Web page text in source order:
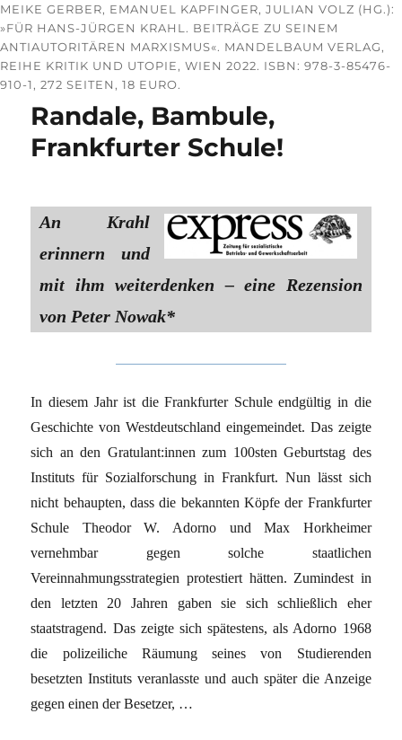
MEIKE GERBER, EMANUEL KAPFINGER, JULIAN VOLZ (HG.):
»FÜR HANS-JÜRGEN KRAHL. BEITRÄGE ZU SEINEM
ANTIAUTORITÄREN MARXISMUS«. MANDELBAUM VERLAG,
REIHE KRITIK UND UTOPIE, WIEN 2022. ISBN: 978-3-85476-
910-1, 272 SEITEN, 18 EURO.
Randale, Bambule,
Frankfurter Schule!
An Krahl
erinnern und
mit ihm weiterdenken – eine Rezension
von Peter Nowak*
In diesem Jahr ist die Frankfurter Schule endgültig in die
Geschichte von Westdeutschland eingemeindet. Das zeigte
sich an den Gratulant:innen zum 100sten Geburtstag des
Instituts für Sozialforschung in Frankfurt. Nun lässt sich
nicht behaupten, dass die bekannten Köpfe der Frankfurter
Schule Theodor W. Adorno und Max Horkheimer
vernehmbar gegen solche staatlichen
Vereinnahmungsstrategien protestiert hätten. Zumindest in
den letzten 20 Jahren gaben sie sich schließlich eher
staatstragend. Das zeigte sich spätestens, als Adorno 1968
die polizeiliche Räumung seines von Studierenden
besetzten Instituts veranlasste und auch später die Anzeige
gegen einen der Besetzer, …